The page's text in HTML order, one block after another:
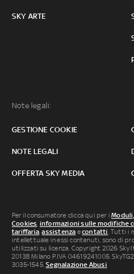
SKY ARTE
Note legali:
GESTIONE COOKIE
NOTE LEGALI
OFFERTA SKY MEDIA
Per il consumatore clicca qui per i
Cookies, informazioni sulle modifiche
tariffaria,assistenza econtatti. Tutti i
intellettuale in essi contenuti, sono di
utilizzati su licenza. Copyright 2026 Sky
20138 Milano P.IVA 04619241005.
3035-1545.Segnalazione Abusi